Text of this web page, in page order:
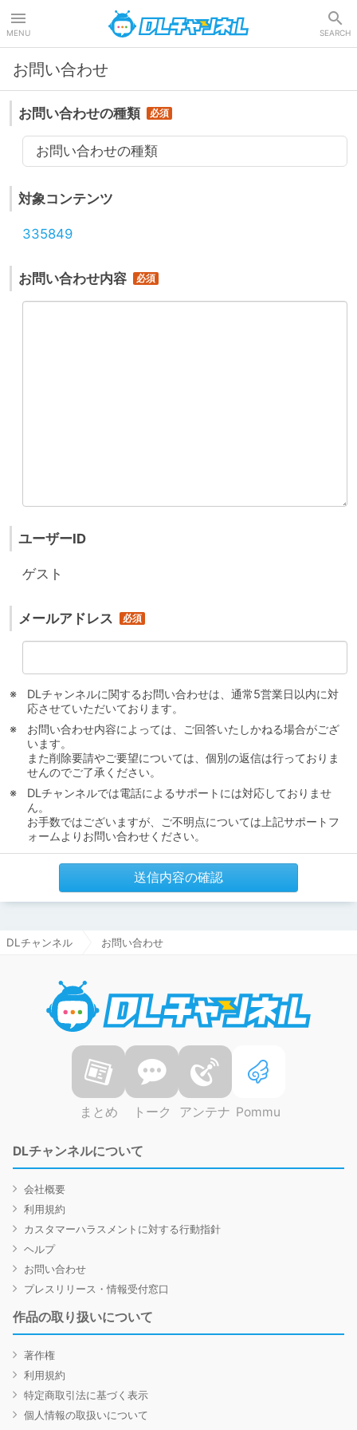
MENU SEARCH
お問い合わせ
お問い合わせの種類
お問い合わせの種類
対象コンテンツ
335849
お問い合わせ内容
ユーザーID
ゲスト
メールアドレス
DLチャンネルに関するお問い合わせは、通常5営業日以内に対
応させていただいております。
お問い合わせ内容によっては、ご回答いたしかねる場合がござ
います。
また削除要請やご要望については、個別の返信は行っておりま
せんのでご了承ください。
DLチャンネルでは電話によるサポートには対応しておりませ
ん。
お手数ではございますが、ご不明点については上記サポートフ
ォームよりお問い合わせください。
送信内容の確認
DLチャンネル お問い合わせ
まとめ トーク アンテナ Pommu
DLチャンネルについて
会社概要
利用規約
カスタマーハラスメントに対する行動指針
ヘルプ
お問い合わせ
プレスリリース・情報受付窓口
作品の取り扱いについて
著作権
利用規約
特定商取引法に基づく表示
個人情報の取扱いについて